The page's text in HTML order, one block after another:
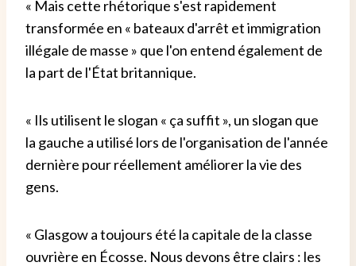
« Mais cette rhétorique s'est rapidement
transformée en « bateaux d'arrêt et immigration
illégale de masse » que l'on entend également de
la part de l'État britannique.
« Ils utilisent le slogan « ça suffit », un slogan que
la gauche a utilisé lors de l'organisation de l'année
dernière pour réellement améliorer la vie des
gens.
« Glasgow a toujours été la capitale de la classe
ouvrière en Écosse. Nous devons être clairs : les